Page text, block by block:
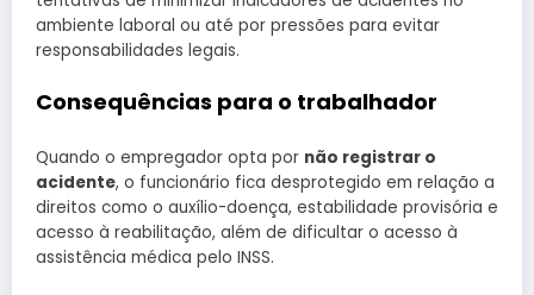
ambiente laboral ou até por pressões para evitar
responsabilidades legais.
Consequências para o trabalhador
Quando o empregador opta por não registrar o
acidente, o funcionário fica desprotegido em relação a
direitos como o auxílio-doença, estabilidade provisória e
acesso à reabilitação, além de dificultar o acesso à
assistência médica pelo INSS.